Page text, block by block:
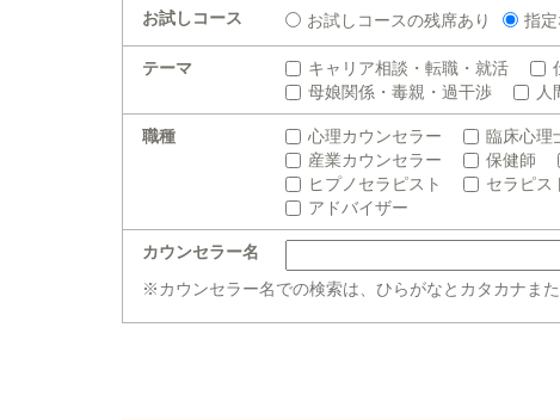
お試しコース お試しコースの残席あり 指定
テーマ キャリア相談・転職・就活
母娘関係・毒親・過干渉
人
職種 心理カウンセラー 臨床心理
産業カウンセラー
保健師
ヒプノセラピスト
セラピス
アドバイザー
カウンセラー名
※カウンセラー名での検索は、ひらがなとカタカナま